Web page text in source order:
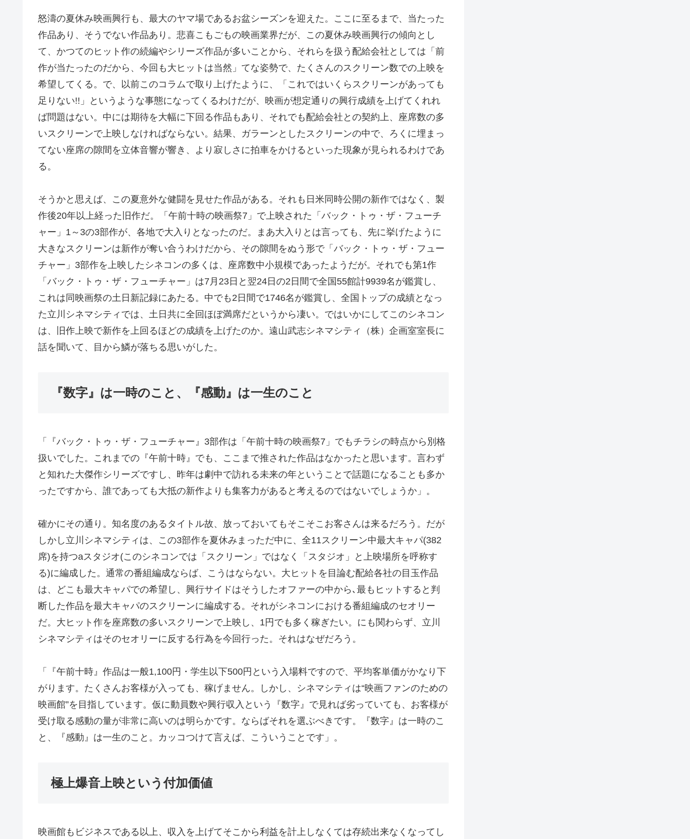
怒濤の夏休み映画興行も、最大のヤマ場であるお盆シーズンを迎えた。ここに至るまで、当たった
作品あり、そうでない作品あり。悲喜こもごもの映画業界だが、この夏休み映画興行の傾向とし
て、かつてのヒット作の続編やシリーズ作品が多いことから、それらを扱う配給会社としては「前
作が当たったのだから、今回も大ヒットは当然」てな姿勢で、たくさんのスクリーン数での上映を
希望してくる。で、以前このコラムで取り上げたように、「これではいくらスクリーンがあっても
足りない!!」というような事態になってくるわけだが、映画が想定通りの興行成績を上げてくれれ
ば問題はない。中には期待を大幅に下回る作品もあり、それでも配給会社との契約上、座席数の多
いスクリーンで上映しなければならない。結果、ガラーンとしたスクリーンの中で、ろくに埋まっ
てない座席の隙間を立体音響が響き、より寂しさに拍車をかけるといった現象が見られるわけであ
る。
そうかと思えば、この夏意外な健闘を見せた作品がある。それも日米同時公開の新作ではなく、製
作後20年以上経った旧作だ。「午前十時の映画祭7」で上映された「バック・トゥ・ザ・フューチ
ャー」1～3の3部作が、各地で大入りとなったのだ。まあ大入りとは言っても、先に挙げたように
大きなスクリーンは新作が奪い合うわけだから、その隙間をぬう形で「バック・トゥ・ザ・フュー
チャー」3部作を上映したシネコンの多くは、座席数中小規模であったようだが。それでも第1作
「バック・トゥ・ザ・フューチャー」は7月23日と翌24日の2日間で全国55館計9939名が鑑賞し、
これは同映画祭の土日新記録にあたる。中でも2日間で1746名が鑑賞し、全国トップの成績となっ
た立川シネマシティでは、土日共に全回ほぼ満席だというから凄い。ではいかにしてこのシネコン
は、旧作上映で新作を上回るほどの成績を上げたのか。遠山武志シネマシティ（株）企画室室長に
話を聞いて、目から鱗が落ちる思いがした。
『数字』は一時のこと、『感動』は一生のこと
「『バック・トゥ・ザ・フューチャー』3部作は「午前十時の映画祭7」でもチラシの時点から別格
扱いでした。これまでの『午前十時』でも、ここまで推された作品はなかったと思います。言わず
と知れた大傑作シリーズですし、昨年は劇中で訪れる未来の年ということで話題になることも多か
ったですから、誰であっても大抵の新作よりも集客力があると考えるのではないでしょうか」。
確かにその通り。知名度のあるタイトル故、放っておいてもそこそこお客さんは来るだろう。だが
しかし立川シネマシティは、この3部作を夏休みまっただ中に、全11スクリーン中最大キャパ(382
席)を持つaスタジオ(このシネコンでは「スクリーン」ではなく「スタジオ」と上映場所を呼称す
る)に編成した。通常の番組編成ならば、こうはならない。大ヒットを目論む配給各社の目玉作品
は、どこも最大キャパでの希望し、興行サイドはそうしたオファーの中から､最もヒットすると判
断した作品を最大キャパのスクリーンに編成する。それがシネコンにおける番組編成のセオリー
だ。大ヒット作を座席数の多いスクリーンで上映し、1円でも多く稼ぎたい。にも関わらず、立川
シネマシティはそのセオリーに反する行為を今回行った。それはなぜだろう。
「『午前十時』作品は一般1,100円・学生以下500円という入場料ですので、平均客単価がかなり下
がります。たくさんお客様が入っても、稼げません。しかし、シネマシティは“映画ファンのための
映画館”を目指しています。仮に動員数や興行収入という『数字』で見れば劣っていても、お客様が
受け取る感動の量が非常に高いのは明らかです。ならばそれを選ぶべきです。『数字』は一時のこ
と、『感動』は一生のこと。カッコつけて言えば、こういうことです」。
極上爆音上映という付加価値
映画館もビジネスである以上、収入を上げてそこから利益を計上しなくては存続出来なくなってし